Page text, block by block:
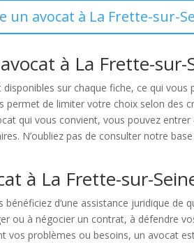
un avocat à La Frette-sur-
à La Frette-sur-
sur chaque fiche, ce qui
de limiter votre choix selon des
qui vous convient, vous pouvez
N’oubliez pas de consulter notre
à La Frette-sur-
d’une assistance juridique
ou à négocier un contrat, à défendre
vos problèmes ou besoins, un avocat